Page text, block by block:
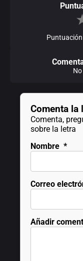
Comenta la
Comenta,
sobre la letra
Nombre *
Correo
Añadir